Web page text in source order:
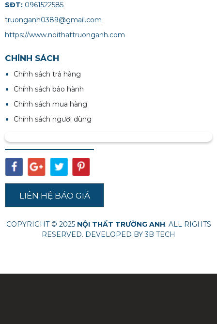
SĐT: 0961522585
truonganh0389@gmail.com
https://www.noithattruonganh.com
CHÍNH SÁCH
Chính sách trả hàng
Chính sách bảo hành
Chính sách mua hàng
Chính sách người dùng
LIÊN HỆ BÁO GIÁ
COPYRIGHT © 2025 NỘI THẤT TRƯỜNG ANH. ALL RIGHTS
RESERVED. DEVELOPED BY3B TECH